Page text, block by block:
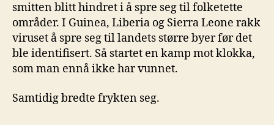
smitten blitt hindret i å spre seg til folketette
områder. I Guinea, Liberia og Sierra Leone rakk
viruset å spre seg til landets større byer før det
ble identifisert. Så startet en kamp mot klokka,
som man ennå ikke har vunnet.
Samtidig bredte frykten seg.